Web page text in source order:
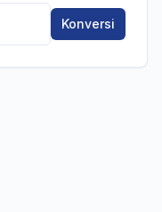
Konversi